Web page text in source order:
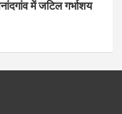
में जटिल गर्भाशय